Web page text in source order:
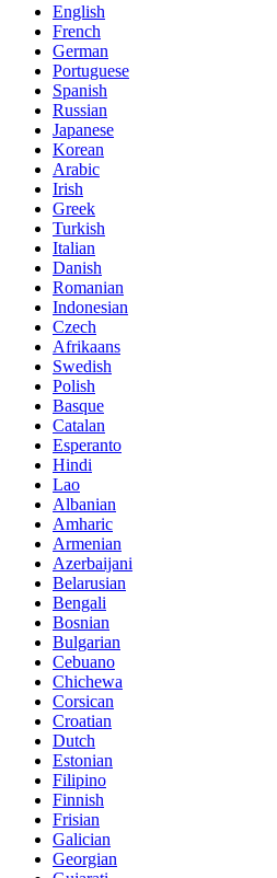
English
French
German
Portuguese
Spanish
Russian
Japanese
Korean
Arabic
Irish
Greek
Turkish
Italian
Danish
Romanian
Indonesian
Czech
Afrikaans
Swedish
Polish
Basque
Catalan
Esperanto
Hindi
Lao
Albanian
Amharic
Armenian
Azerbaijani
Belarusian
Bengali
Bosnian
Bulgarian
Cebuano
Chichewa
Corsican
Croatian
Dutch
Estonian
Filipino
Finnish
Frisian
Galician
Georgian